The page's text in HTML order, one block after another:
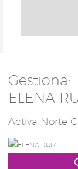
Gestiona:
ELENA
Activa Norte